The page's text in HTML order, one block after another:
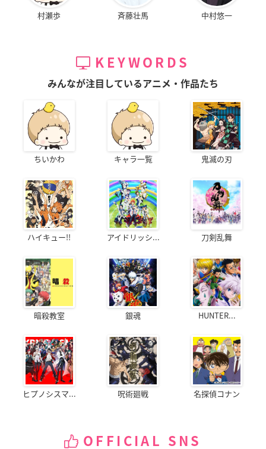
村瀬歩 斉藤壮馬 中村悠一
KEYWORDS
みんなが注目しているアニメ・作品たち
ちいかわ キャラ一覧 鬼滅の刃
ハイキュー!! アイドリッシ... 刀剣乱舞
暗殺教室 銀魂 HUNTER...
ヒプノシスマ... 呪術廻戦 名探偵コナン
OFFICIAL SNS